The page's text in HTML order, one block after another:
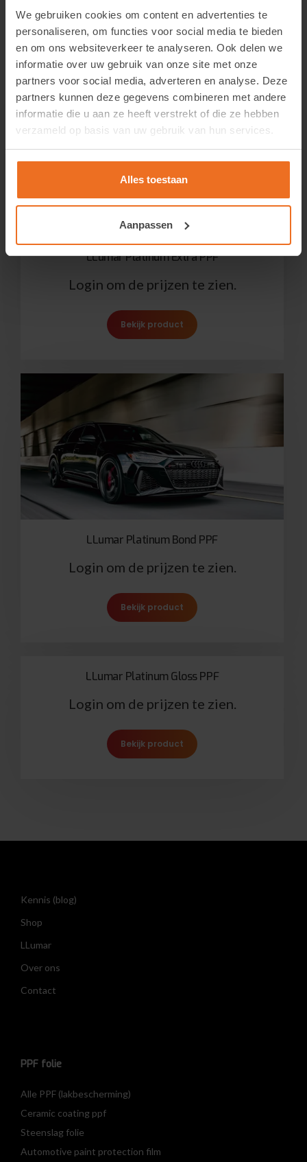
We gebruiken cookies om content en advertenties te
personaliseren, om functies voor social media te bieden
en om ons websiteverkeer te analyseren. Ook delen we
informatie over uw gebruik van onze site met onze
partners voor social media, adverteren en analyse. Deze
partners kunnen deze gegevens combineren met andere
informatie die u aan ze heeft verstrekt of die ze hebben
verzameld op basis van uw gebruik van hun services.
Alles toestaan
Aanpassen
Gerelateerde producten
LLumar Platinum Extra PPF
Login om de prijzen te zien.
Bekijk product
LLumar Platinum Bond PPF
Login om de prijzen te zien.
Bekijk product
LLumar Platinum Gloss PPF
Login om de prijzen te zien.
Bekijk product
Kennis (blog)
Shop
LLumar
Over ons
Contact
PPF folie
Alle PPF (lakbescherming)
Ceramic coating ppf
Steenslag folie
Automotive paint protection film